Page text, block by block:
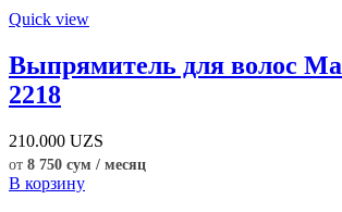
Quick view
Выпрямитель для волос
2218
210.000 UZS
от 8 750 сум / месяц
В корзину